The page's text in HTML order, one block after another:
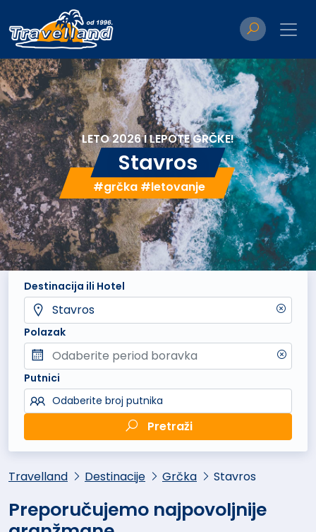
LETO 2026 I LEPOTE GRČKE!
Stavros
#grčka #letovanje
Destinacija ili Hotel
Stavros
Polazak
Putnici
Odaberite broj putnika
Pretraži
Travelland Destinacije Grčka Stavros
Preporučujemo najpovoljnije